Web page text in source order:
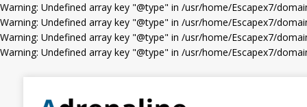
Warning: Undefined array key "@type" in /usr/home/Escapex7/
Warning: Undefined array key "@type" in /usr/home/Escapex7/
Warning: Undefined array key "@type" in /usr/home/Escapex7/
Warning: Undefined array key "@type" in /usr/home/Escapex7/